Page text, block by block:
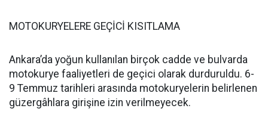
MOTOKURYELERE GEÇİCİ KISITLAMA
Ankara’da yoğun kullanılan birçok cadde ve bulvarda
motokurye faaliyetleri de geçici olarak durduruldu. 6-
9 Temmuz tarihleri arasında motokuryelerin belirlenen
güzergâhlara girişine izin verilmeyecek.